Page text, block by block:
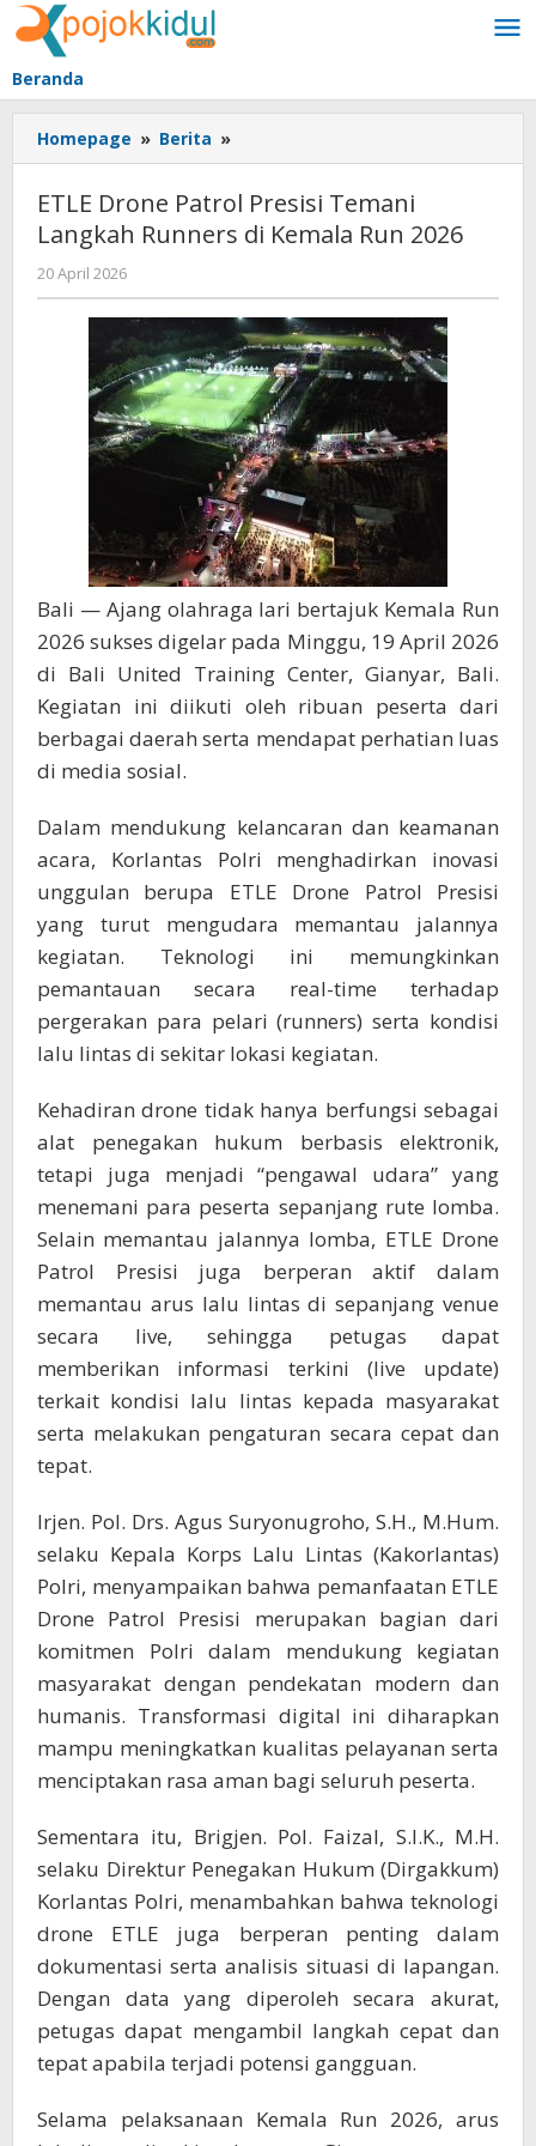
Lewati
ke
konten
Beranda
Homepage » Berita »
Drone
Presisi
Temani
di
Kemala
Run
2026
ETLE Drone Patrol Presisi Temani
Langkah Runners di Kemala Run 2026
20 April 2026
BangAdmin
Bali — Ajang olahraga lari bertajuk Kemala Run
2026 sukses digelar pada Minggu, 19 April 2026
di Bali United Training Center, Gianyar, Bali.
Kegiatan ini diikuti oleh ribuan peserta dari
berbagai daerah serta mendapat perhatian luas
di media sosial.
Dalam mendukung kelancaran dan keamanan
acara, Korlantas Polri menghadirkan inovasi
unggulan berupa ETLE Drone Patrol Presisi
yang turut mengudara memantau jalannya
kegiatan. Teknologi ini memungkinkan
pemantauan secara real-time terhadap
pergerakan para pelari (runners) serta kondisi
lalu lintas di sekitar lokasi kegiatan.
Kehadiran drone tidak hanya berfungsi sebagai
alat penegakan hukum berbasis elektronik,
tetapi juga menjadi “pengawal udara” yang
menemani para peserta sepanjang rute lomba.
Selain memantau jalannya lomba, ETLE Drone
Patrol Presisi juga berperan aktif dalam
memantau arus lalu lintas di sepanjang venue
secara live, sehingga petugas dapat
memberikan informasi terkini (live update)
terkait kondisi lalu lintas kepada masyarakat
serta melakukan pengaturan secara cepat dan
tepat.
Irjen. Pol. Drs. Agus Suryonugroho, S.H., M.Hum.
selaku Kepala Korps Lalu Lintas (Kakorlantas)
Polri, menyampaikan bahwa pemanfaatan ETLE
Drone Patrol Presisi merupakan bagian dari
komitmen Polri dalam mendukung kegiatan
masyarakat dengan pendekatan modern dan
humanis. Transformasi digital ini diharapkan
mampu meningkatkan kualitas pelayanan serta
menciptakan rasa aman bagi seluruh peserta.
Sementara itu, Brigjen. Pol. Faizal, S.I.K., M.H.
selaku Direktur Penegakan Hukum (Dirgakkum)
Korlantas Polri, menambahkan bahwa teknologi
drone ETLE juga berperan penting dalam
dokumentasi serta analisis situasi di lapangan.
Dengan data yang diperoleh secara akurat,
petugas dapat mengambil langkah cepat dan
tepat apabila terjadi potensi gangguan.
Selama pelaksanaan Kemala Run 2026, arus